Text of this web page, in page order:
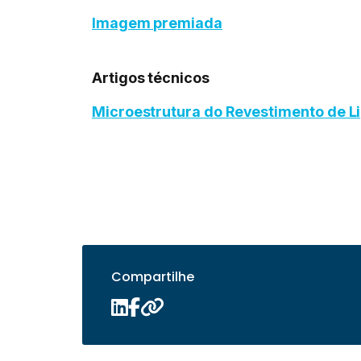
Imagem premiada
Artigos técnicos
Microestrutura do Revestimento de
Compartilhe